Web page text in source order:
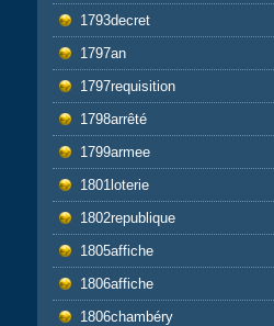
1793decret
1797an
1797requisition
1798arrêté
1799armee
1801loterie
1802republique
1805affiche
1806affiche
1806chambéry